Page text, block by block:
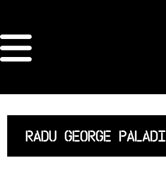
ORDRE DES
ARCHITECTES
ACCUEIL
LISTE DES
RADU GEORGE PALADI